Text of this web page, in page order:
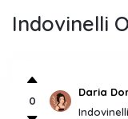
Indovinelli
0
Daria